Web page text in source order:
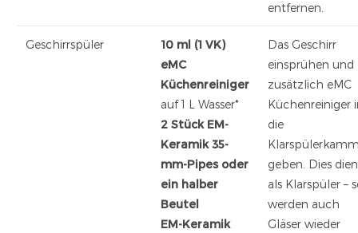
entfernen.
Geschirrspüler
10 ml (1 VK)
eMC
Küchenreiniger
auf 1 L Wasser*
2 Stück EM-
Keramik 35-
mm-Pipes oder
ein halber
Beutel
EM-Keramik
Das Geschirr
einsprühen und
zusätzlich eMC
Küchenreiniger
die
geben. Dies
als Klarspüler –
werden auch
Gläser wieder